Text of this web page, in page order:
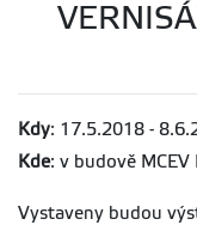
Kdy: 17.5.2018 -
Kde: v budově MCEV
Vystaveny budou